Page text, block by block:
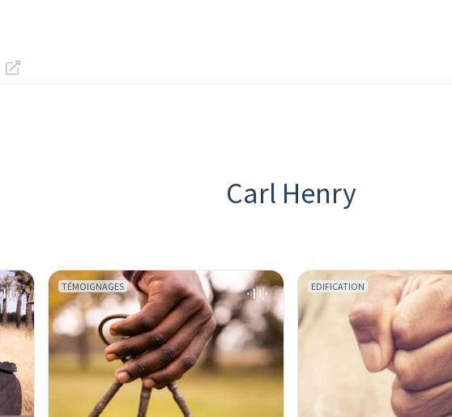
Carl Henry
TÉMOIGNAGES EDIFICATION